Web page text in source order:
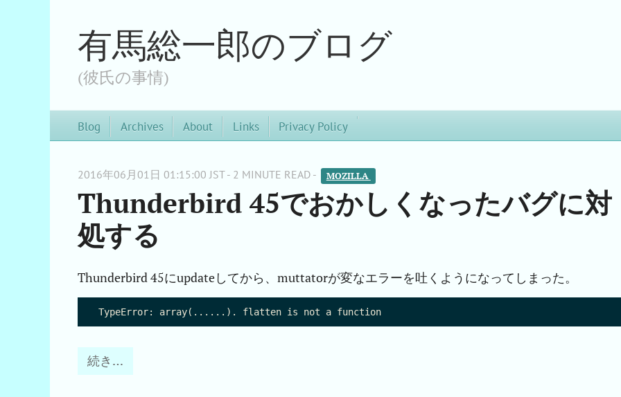
有馬総一郎のブログ
(彼氏の事情)
Blog Archives About Links Privacy Policy
2016年06月01日 01:15:00 JST - 2 MINUTE READ - MOZILLA
Thunderbird 45でおかしくなったバグに対
処する
Thunderbird 45にupdateしてから、muttatorが変なエラーを吐くようになってしまった。
続き…